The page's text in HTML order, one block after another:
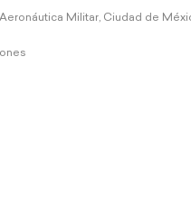
Aeronáutica Militar, Ciudad de